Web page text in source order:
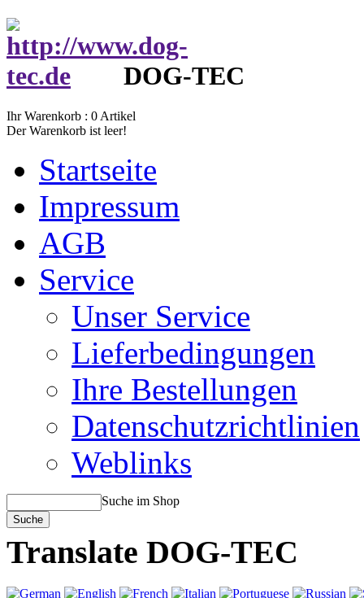
DOG-TEC
Ihr Warenkorb : 0 Artikel
Der Warenkorb ist leer!
Startseite
Impressum
AGB
Service
Unser Service
Lieferbedingungen
Ihre Bestellungen
Datenschutzrichtlinien
Weblinks
Suche im Shop
Translate DOG-TEC